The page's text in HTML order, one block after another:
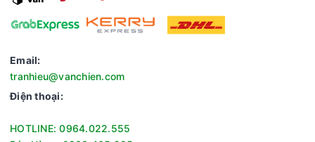
Email:
tranhieu@vanchien.com
Điện thoại:
HOTLINE: 0964.022.555